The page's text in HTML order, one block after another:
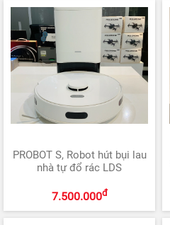
PROBOT S, Robot hút bụi lau
nhà tự đổ rác LDS
7.500.000đ